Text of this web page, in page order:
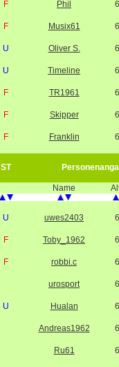
F Phil
F Musix61
U Oliver S.
U Timeline
F TR1961
F Skipper
F Franklin
ST
Name
U uwes2403
F Toby_1962
F robbi.c
urosport
U Hualan
Andreas1962
Ru61